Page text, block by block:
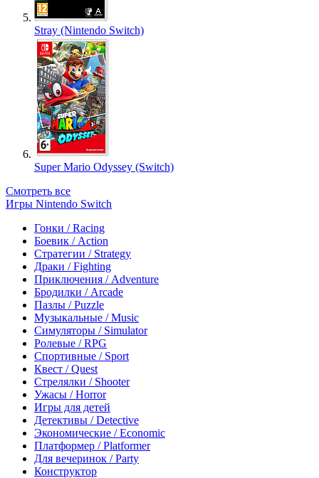
Stray (Nintendo Switch)
Super Mario Odyssey (Switch)
Смотреть все
Игры Nintendo Switch
Гонки / Racing
Боевик / Action
Стратегии / Strategy
Драки / Fighting
Приключения / Adventure
Бродилки / Arcade
Пазлы / Puzzle
Музыкальные / Music
Симуляторы / Simulator
Ролевые / RPG
Спортивные / Sport
Квест / Quest
Стрелялки / Shooter
Ужасы / Horror
Игры для детей
Детективы / Detective
Экономические / Economic
Платформер / Platformer
Для вечеринок / Party
Конструктор